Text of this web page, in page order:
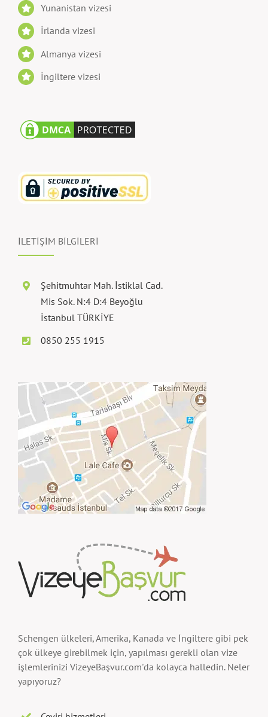
Yunanistan vizesi
İrlanda vizesi
Almanya vizesi
İngiltere vizesi
İLETİŞİM BİLGİLERİ
Şehitmuhtar Mah. İstiklal Cad.
Mis Sok. N:4 D:4 Beyoğlu
İstanbul TÜRKİYE
0850 255 1915
Schengen ülkeleri, Amerika, Kanada ve İngiltere gibi pek
çok ülkeye girebilmek için, yapılması gerekli olan vize
işlemlerinizi VizeyeBaşvur.com'da kolayca halledin. Neler
yapıyoruz?